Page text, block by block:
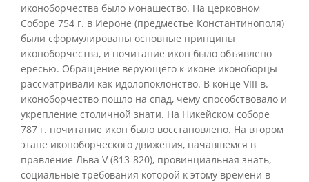
иконоборчества было монашество. На церковном
Соборе 754 г. в Иероне (предместье Константинополя)
были сформулированы основные принципы
иконоборчества, и почитание икон было объявлено
ересью. Обращение верующего к иконе иконоборцы
рассматривали как идолопоклонство. В конце VIII в.
иконоборчество пошло на спад, чему способствовало и
укрепление столичной знати. На Никейском соборе
787 г. почитание икон было восстановлено. На втором
этапе иконоборческого движения, начавшемся в
правление Льва V (813-820), провинциальная знать,
социальные требования которой к этому времени в